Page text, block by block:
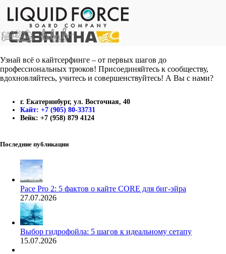
Узнай всё о кайтсерфинге – от первых шагов до
профессиональных трюков! Присоединяйтесь к сообществу,
вдохновляйтесь, учитесь и совершенствуйтесь! А Вы с нами?
г. Екатеринбург, ул. Восточная, 40
Кайт: +7 (905) 80-33731
Вейк: +7 (958) 879 4124
Последние публикации
Pace Pro 2: 5 фактов о кайте CORE для биг-эйра
27.07.2026
Выбор гидрофойла: 5 шагов к идеальному сетапу
15.07.2026